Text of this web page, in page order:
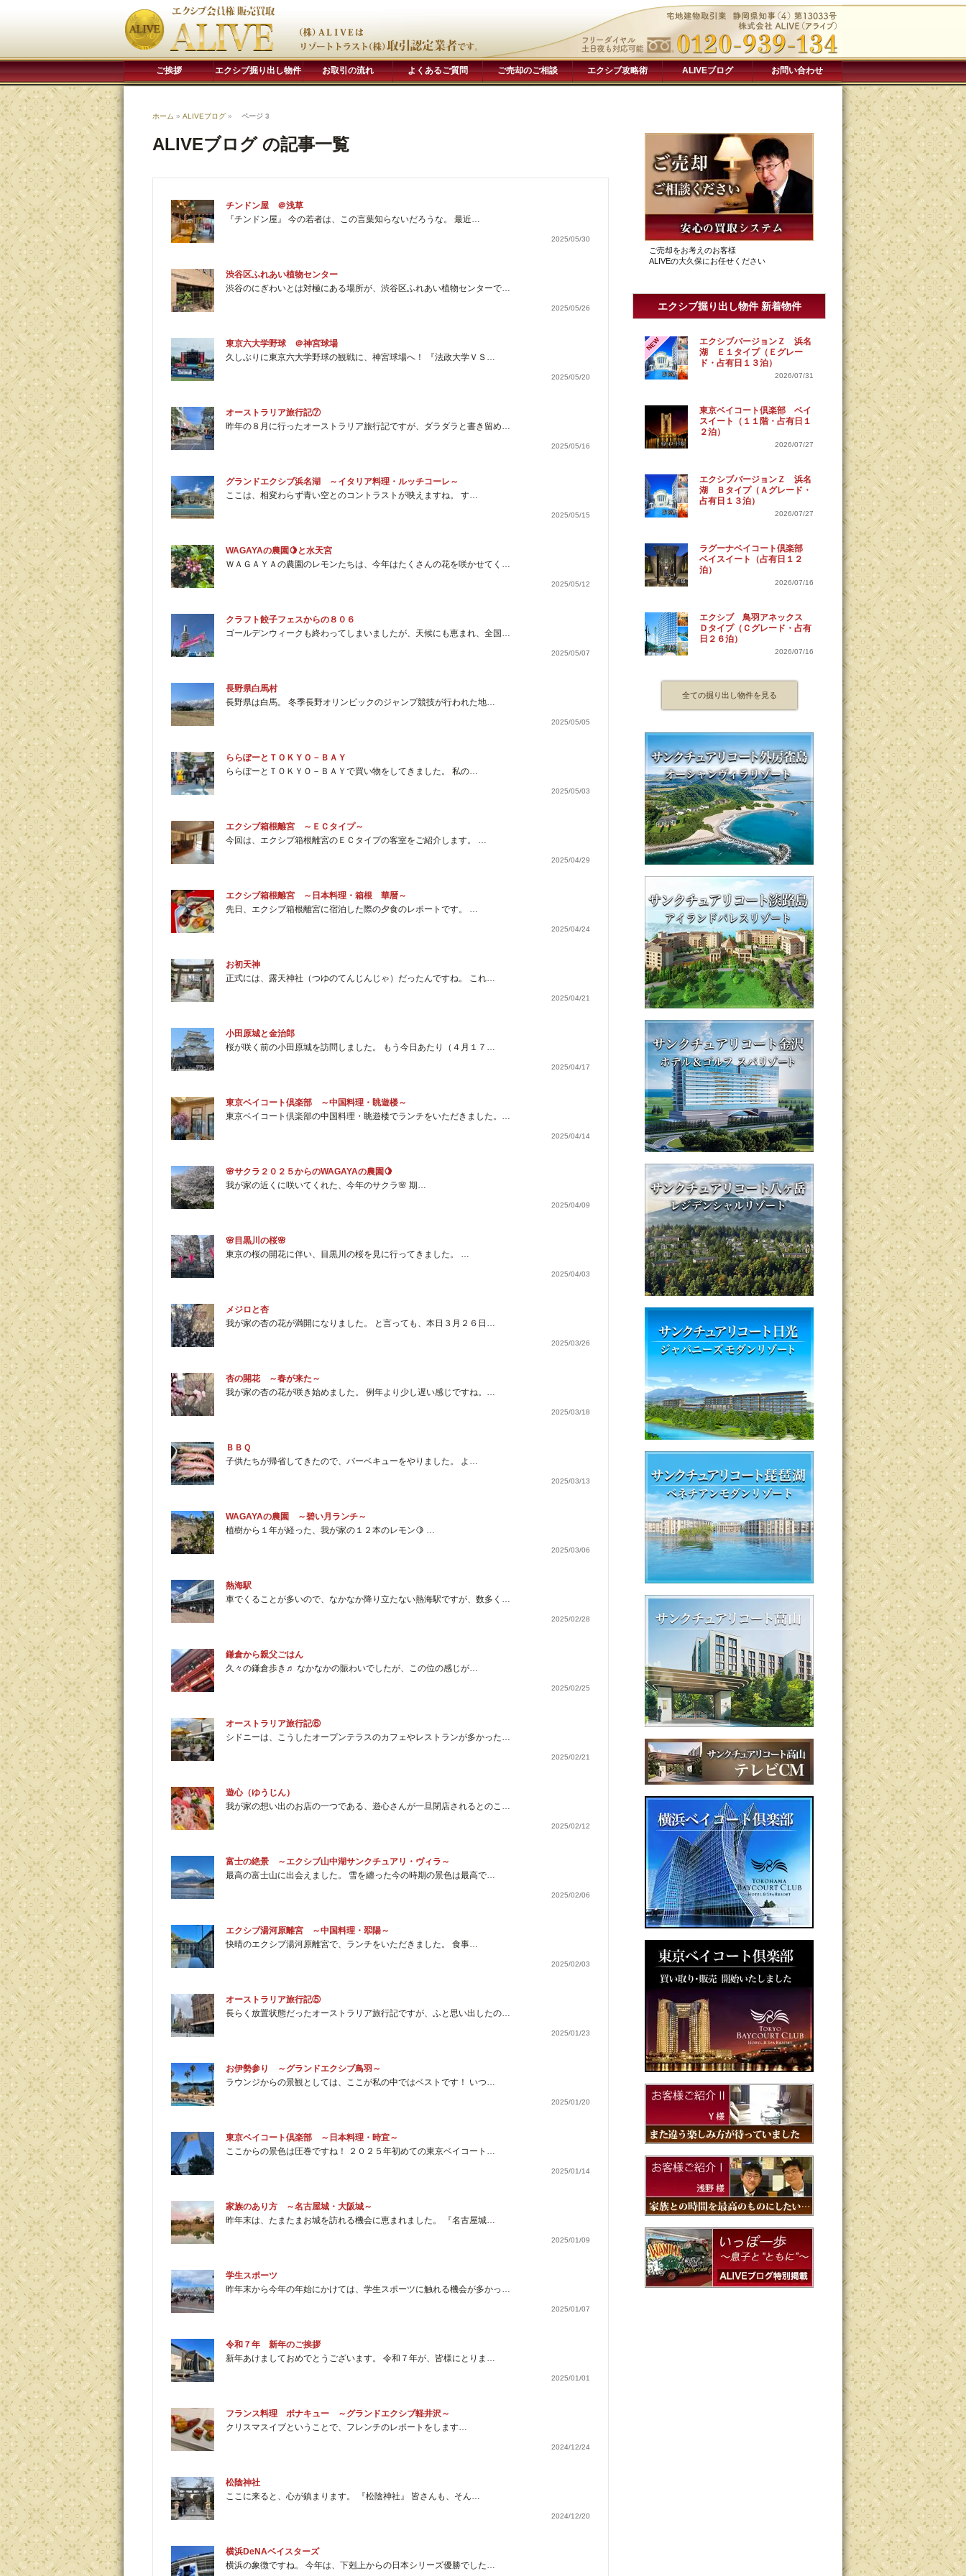
ご挨拶 エクシブ掘り出し物件 お取引の流れ よくあるご質問 ご売却のご相談 エクシブ攻略術 ALIVEブログ お問い合わせ
ホーム » ALIVEブログ » ページ 3
ALIVEブログ の記事一覧
チンドン屋 ＠浅草
『チンドン屋』 今の若者は、この言葉知らないだろうな。 最近…
2025/05/30
渋谷区ふれあい植物センター
渋谷のにぎわいとは対極にある場所が、渋谷区ふれあい植物センターで…
2025/05/26
東京六大学野球 ＠神宮球場
久しぶりに東京六大学野球の観戦に、神宮球場へ！ 『法政大学ＶＳ…
2025/05/20
オーストラリア旅行記⑦
昨年の８月に行ったオーストラリア旅行記ですが、ダラダラと書き留め…
2025/05/16
グランドエクシブ浜名湖 ～イタリア料理・ルッチコーレ～
ここは、相変わらず青い空とのコントラストが映えますね。 す…
2025/05/15
WAGAYAの農園🍋と水天宮
ＷＡＧＡＹＡの農園のレモンたちは、今年はたくさんの花を咲かせてく…
2025/05/12
クラフト餃子フェスからの８０６
ゴールデンウィークも終わってしまいましたが、天候にも恵まれ、全国…
2025/05/07
長野県白馬村
長野県は白馬。 冬季長野オリンピックのジャンプ競技が行われた地…
2025/05/05
ららぽーとＴＯＫＹＯ－ＢＡＹ
ららぽーとＴＯＫＹＯ－ＢＡＹで買い物をしてきました。 私の…
2025/05/03
エクシブ箱根離宮 ～ＥＣタイプ～
今回は、エクシブ箱根離宮のＥＣタイプの客室をご紹介します。 …
2025/04/29
エクシブ箱根離宮 ～日本料理・箱根 華暦～
先日、エクシブ箱根離宮に宿泊した際の夕食のレポートです。 …
2025/04/24
お初天神
正式には、露天神社（つゆのてんじんじゃ）だったんですね。 これ…
2025/04/21
小田原城と金治郎
桜が咲く前の小田原城を訪問しました。 もう今日あたり（４月１７…
2025/04/17
東京ベイコート倶楽部 ～中国料理・眺遊楼～
東京ベイコート倶楽部の中国料理・眺遊楼でランチをいただきました。…
2025/04/14
🌸サクラ２０２５からのWAGAYAの農園🍋
我が家の近くに咲いてくれた、今年のサクラ🌸 期…
2025/04/09
🌸目黒川の桜🌸
東京の桜の開花に伴い、目黒川の桜を見に行ってきました。 …
2025/04/03
メジロと杏
我が家の杏の花が満開になりました。 と言っても、本日３月２６日…
2025/03/26
杏の開花 ～春が来た～
我が家の杏の花が咲き始めました。 例年より少し遅い感じですね。…
2025/03/18
ＢＢＱ
子供たちが帰省してきたので、バーベキューをやりました。 よ…
2025/03/13
WAGAYAの農園 ～碧い月ランチ～
植樹から１年が経った、我が家の１２本のレモン🍋 …
2025/03/06
熱海駅
車でくることが多いので、なかなか降り立たない熱海駅ですが、数多く…
2025/02/28
鎌倉から親父ごはん
久々の鎌倉歩き♬ なかなかの賑わいでしたが、この位の感じが…
2025/02/25
オーストラリア旅行記⑥
シドニーは、こうしたオープンテラスのカフェやレストランが多かった…
2025/02/21
遊心（ゆうじん）
我が家の想い出のお店の一つである、遊心さんが一旦閉店されるとのこ…
2025/02/12
富士の絶景 ～エクシブ山中湖サンクチュアリ・ヴィラ～
最高の富士山に出会えました。 雪を纏った今の時期の景色は最高で…
2025/02/06
エクシブ湯河原離宮 ～中国料理・翆陽～
快晴のエクシブ湯河原離宮で、ランチをいただきました。 食事…
2025/02/03
オーストラリア旅行記⑤
長らく放置状態だったオーストラリア旅行記ですが、ふと思い出したの…
2025/01/23
お伊勢参り ～グランドエクシブ鳥羽～
ラウンジからの景観としては、ここが私の中ではベストです！ いつ…
2025/01/20
東京ベイコート倶楽部 ～日本料理・時宜～
ここからの景色は圧巻ですね！ ２０２５年初めての東京ベイコート…
2025/01/14
家族のあり方 ～名古屋城・大阪城～
昨年末は、たまたまお城を訪れる機会に恵まれました。 『名古屋城…
2025/01/09
学生スポーツ
昨年末から今年の年始にかけては、学生スポーツに触れる機会が多かっ…
2025/01/07
令和７年 新年のご挨拶
新年あけましておめでとうございます。 令和７年が、皆様にとりま…
2025/01/01
フランス料理 ボナキュー ～グランドエクシブ軽井沢～
クリスマスイブということで、フレンチのレポートをします…
2024/12/24
松陰神社
ここに来ると、心が鎮まります。 『松陰神社』 皆さんも、そん…
2024/12/20
横浜DeNAベイスターズ
横浜の象徴ですね。 今年は、下剋上からの日本シリーズ優勝でした…
ご売却をお考えのお客様
ALIVEの大久保にお任せください
エクシブ掘り出し物件 新着物件
NEW
エクシブバージョンＺ 浜名
湖 Ｅ１タイプ（Ｅグレー
ド・占有日１３泊）
2026/07/31
東京ベイコート倶楽部 ベイ
スイート（１１階・占有日１
２泊）
2026/07/27
エクシブバージョンＺ 浜名
湖 Ｂタイプ（Ａグレード・
占有日１３泊）
2026/07/27
ラグーナベイコート倶楽部
ベイスイート（占有日１２
泊）
2026/07/16
エクシブ 鳥羽アネックス
Ｄタイプ（Ｃグレード・占有
日２６泊）
2026/07/16
全ての掘り出し物件を見る